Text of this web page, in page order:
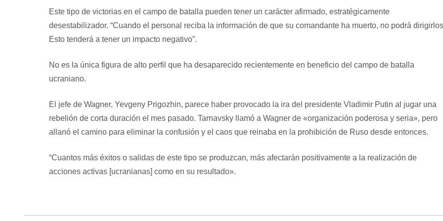
Este tipo de victorias en el campo de batalla pueden tener un carácter afirmado, estratégicamente
desestabilizador. “Cuando el personal reciba la información de que su comandante ha muerto, no podrá
Esto tenderá a tener un impacto negativo”.
No es la única figura de alto perfil que ha desaparecido recientemente en beneficio del campo de batalla
ucraniano.
El jefe de Wagner, Yevgeny Prigozhin, parece haber provocado la ira del presidente Vladimir Putin al jugar una
rebelión de corta duración el mes pasado. Tarnavsky llamó a Wagner de «organización poderosa y seria», pero
allanó el camino para eliminar la confusión y el caos que reinaba en la prohibición de Ruso desde entonces.
“Cuantos más éxitos o salidas de este tipo se produzcan, más afectarán positivamente a la realización de
acciones activas [ucranianas] como en su resultado».